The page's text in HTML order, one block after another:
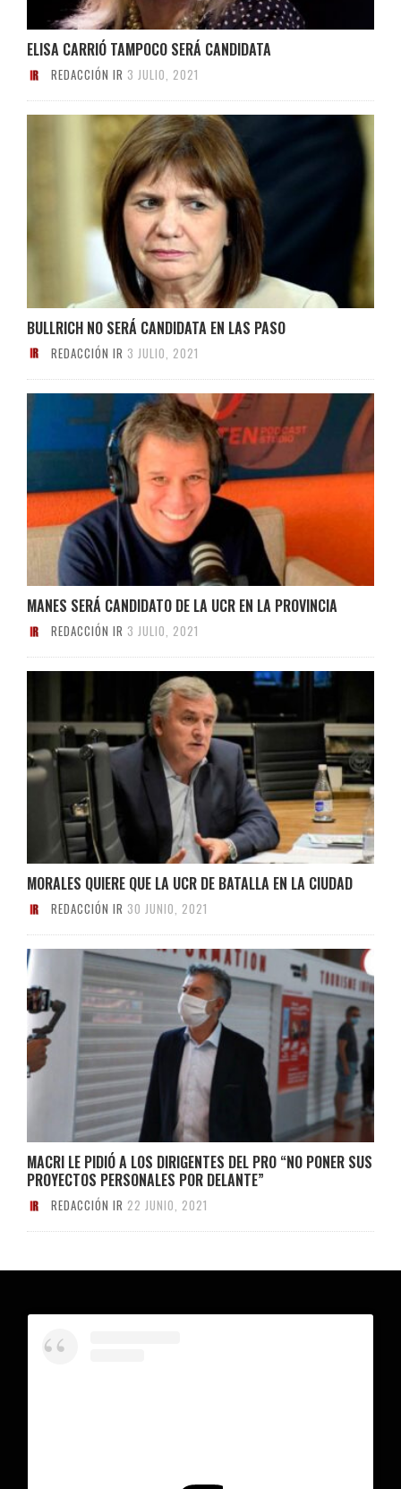
ELISA CARRIÓ TAMPOCO SERÁ CANDIDATA
REDACCIÓN IR 3 JULIO, 2021
BULLRICH NO SERÁ CANDIDATA EN LAS PASO
REDACCIÓN IR 3 JULIO, 2021
MANES SERÁ CANDIDATO DE LA UCR EN LA PROVINCIA
REDACCIÓN IR 3 JULIO, 2021
MORALES QUIERE QUE LA UCR DE BATALLA EN LA CIUDAD
REDACCIÓN IR 30 JUNIO, 2021
MACRI LE PIDIÓ A LOS DIRIGENTES DEL PRO “NO PONER SUS
PROYECTOS PERSONALES POR DELANTE”
REDACCIÓN IR 22 JUNIO, 2021